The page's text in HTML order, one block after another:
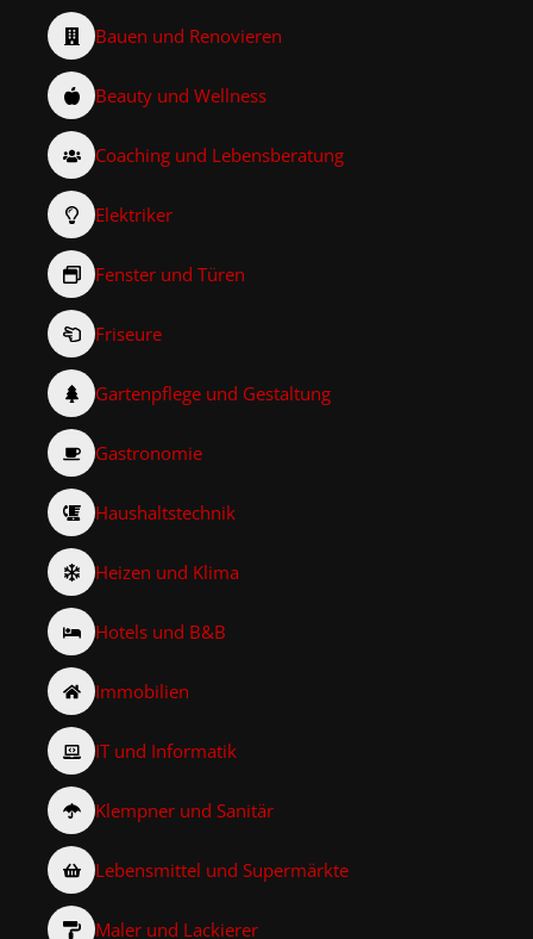
Bauen und Renovieren
Beauty und Wellness
Coaching und Lebensberatung
Elektriker
Fenster und Türen
Friseure
Gartenpflege und Gestaltung
Gastronomie
Haushaltstechnik
Heizen und Klima
Hotels und B&B
Immobilien
IT und Informatik
Klempner und Sanitär
Lebensmittel und Supermärkte
Maler und Lackierer